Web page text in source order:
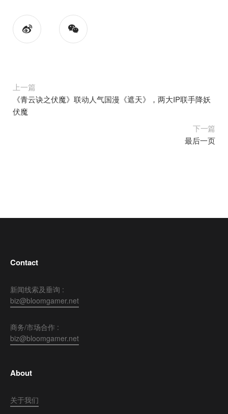
上一篇
《青云诀之伏魔》联动人气国漫《遮天》，两大IP联手降妖
伏魔
下一篇
最后一页
Contact
新闻线索及垂询 :
biz@bloomgamer.net
商务/市场合作 :
biz@bloomgamer.net
About
关于我们